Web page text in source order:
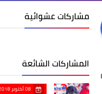
مشاركات عشوائية
المشاركات الشائعة
08 أكتوبر 2018